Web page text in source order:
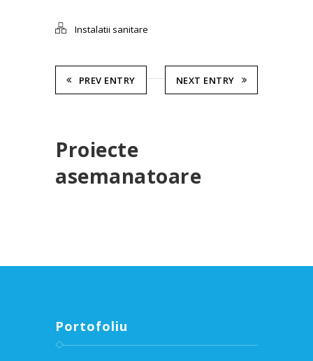
Instalatii sanitare
PREV ENTRY NEXT ENTRY
Proiecte
asemanatoare
Portofoliu